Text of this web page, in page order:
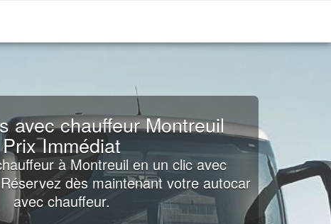
avec chauffeur Montreuil
Prix Immédiat
à Montreuil en un clic avec
dès maintenant votre autocar
avec chauffeur.